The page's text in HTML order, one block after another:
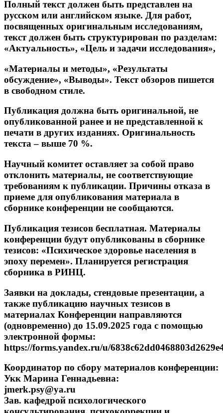
Полный текст должен быть представлен на
русском или английском языке. Для работ,
посвященных оригинальным исследованиям,
текст должен быть структурирован по разделам:
«Актуальность», «Цель и задачи исследования»,
«Материалы и методы», «Результаты
обсуждение», «Выводы». Текст обзоров пишется
в свободном стиле.
Публикация должна быть оригинальной, не
опубликованной ранее и не представленной к
печати в других изданиях. Оригинальность
текста – выше 70 %.
Научный комитет оставляет за собой право
отклонить материалы, не соответствующие
требованиям к публикации. Причины отказа в
приеме для опубликования материала в
сборнике конференции не сообщаются.
Публикация тезисов бесплатная. Материалы
конференции будут опубликованы в сборнике
тезисов: «Психическое здоровье населения в
эпоху перемен». Планируется регистрация
сборника в РИНЦ.
Заявки на доклады, стендовые презентации, а
также публикацию научных тезисов в
материалах Конференции направляются
(одновременно) до 15.09.2025 года с помощью
электронной формы:
https://forms.yandex.ru/u/
Координатор по сбору материалов конференции:
Укк Марина Геннадьевна:
jmerk.psy@ya.ru
Зав. кафедрой психологического